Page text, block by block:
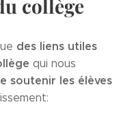
collège
des liens utiles
qui nous
soutenir les élèves